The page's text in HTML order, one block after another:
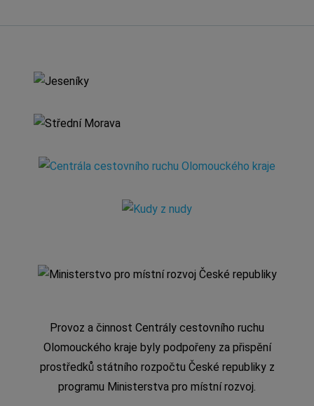
Provoz a činnost Centrály cestovního ruchu
Olomouckého kraje byly podpořeny za přispění
prostředků státního rozpočtu České republiky z
programu Ministerstva pro místní rozvoj.